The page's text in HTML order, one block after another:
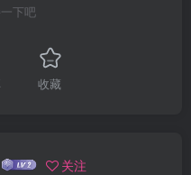
下吧
收藏
关注